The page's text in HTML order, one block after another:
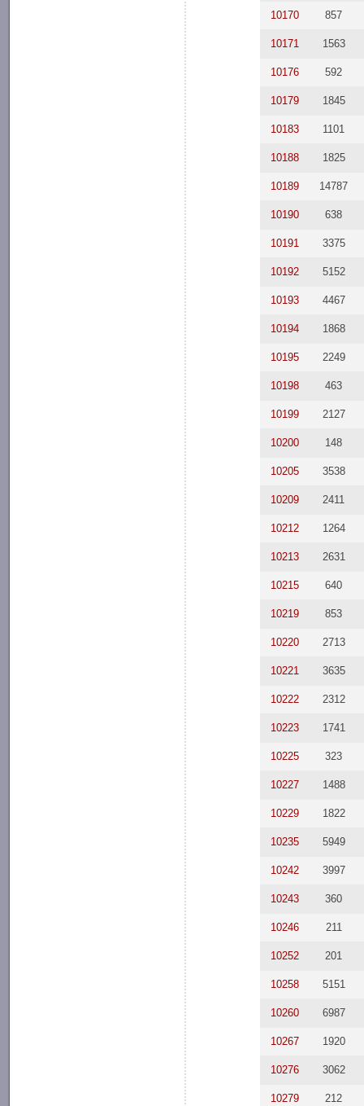
10170 857
10171 1563
10176 592
10179 1845
10183 1101
10188 1825
10189 14787
10190 638
10191 3375
10192 5152
10193 4467
10194 1868
10195 2249
10198 463
10199 2127
10200 148
10205 3538
10209 2411
10212 1264
10213 2631
10215 640
10219 853
10220 2713
10221 3635
10222 2312
10223 1741
10225 323
10227 1488
10229 1822
10235 5949
10242 3997
10243 360
10246 211
10252 201
10258 5151
10260 6987
10267 1920
10276 3062
10279 212